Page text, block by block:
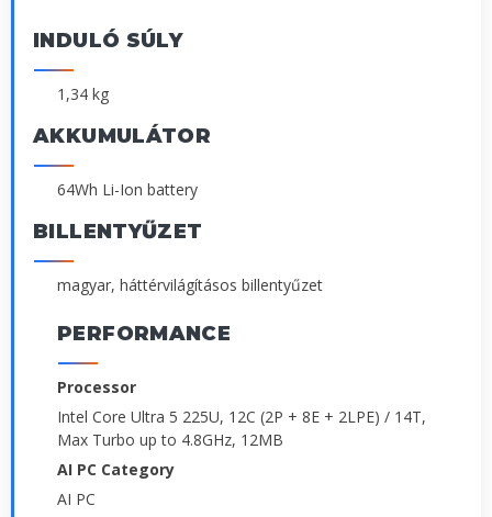
INDULÓ SÚLY
1,34 kg
AKKUMULÁTOR
64Wh Li-Ion battery
BILLENTYŰZET
magyar, háttérvilágításos billentyűzet
PERFORMANCE
Processor
Intel Core Ultra 5 225U, 12C (2P + 8E + 2LPE) / 14T,
Max Turbo up to 4.8GHz, 12MB
AI PC Category
AI PC